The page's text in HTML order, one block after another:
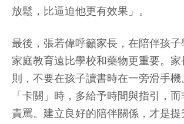
放鬆，比逼迫他更有效果」。
最後，張若偉呼籲家長，在陪伴孩子
家庭教育遠比學校和藥物更重要。
則，不要在孩子讀書時在一旁滑手
「卡關」時，多給予時間與指引，
責罵。建立良好的陪伴關係，才是提